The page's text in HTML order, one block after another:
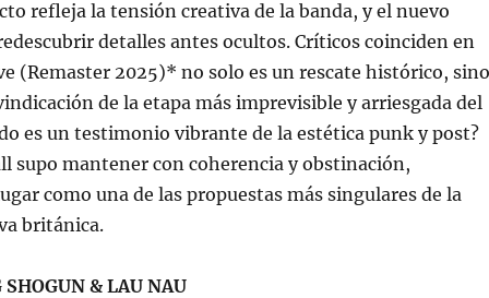
refleja la tensión creativa de la banda, y el nuevo
detalles antes ocultos. Críticos coinciden en
(Remaster 2025)* no solo es un rescate histórico, sino
de la etapa más imprevisible y arriesgada del
es un testimonio vibrante de la estética punk y post?
supo mantener con coherencia y obstinación,
como una de las propuestas más singulares de la
británica.
SHOGUN & LAU NAU